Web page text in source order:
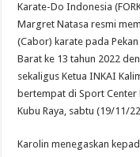
Karate-Do Indonesia
Margret Natasa resmi
(Cabor) karate pada
Barat ke 13 tahun 2022
sekaligus Ketua INKAI
bertempat di Sport
Kubu Raya, sabtu (19/11/
Karolin menegaskan